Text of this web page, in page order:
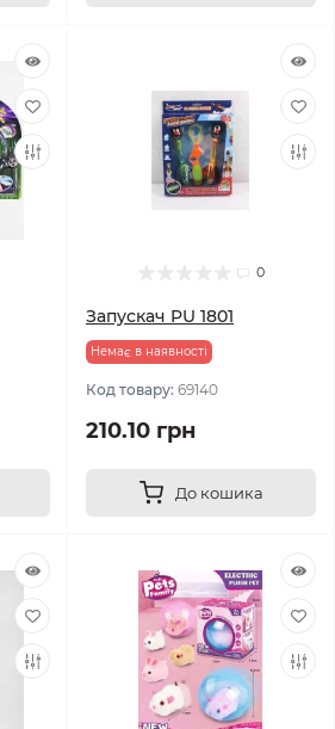
0
Запускач PU 1801
Немає в наявності
Код товару: 69140
210.10 грн
До кошика